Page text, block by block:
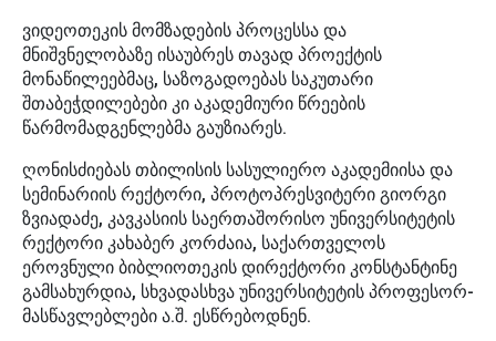
ვიდეოთეკის მომზადების პროცესსა და
მნიშვნელობაზე ისაუბრეს თავად პროექტის
მონაწილეებმაც, საზოგადოებას საკუთარი
შთაბეჭდილებები კი აკადემიური წრეების
წარმომადგენლებმა გაუზიარეს.
ღონისძიებას თბილისის სასულიერო აკადემიისა და
სემინარიის რექტორი, პროტოპრესვიტერი გიორგი
ზვიადაძე, კავკასიის საერთაშორისო უნივერსიტეტის
რექტორი კახაბერ კორძაია, საქართველოს
ეროვნული ბიბლიოთეკის დირექტორი კონსტანტინე
გამსახურდია, სხვადასხვა უნივერსიტეტის პროფესორ-
მასწავლებლები ა.შ. ესწრებოდნენ.